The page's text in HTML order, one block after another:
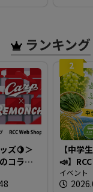
ランキング
ズ🍋＞
コラボ
2
【中学
📣】
に「広
材しよ
イベント